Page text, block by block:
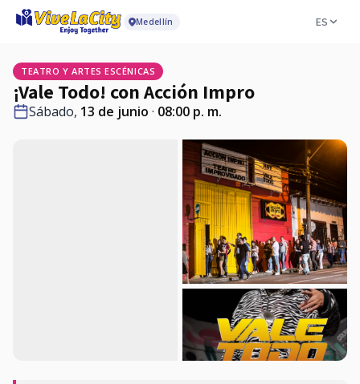
Medellín ES
TEATRO Y ARTES ESCÉNICAS
¡Vale Todo! con Acción Impro
Sábado, 13 de junio · 08:00 p. m.